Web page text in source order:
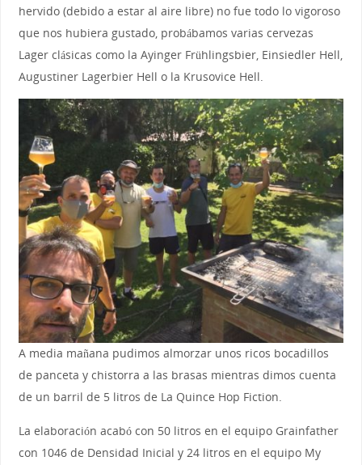
hervido (debido a estar al aire libre) no fue todo lo vigoroso
que nos hubiera gustado, probábamos varias cervezas
Lager clásicas como la Ayinger Frühlingsbier, Einsiedler Hell,
Augustiner Lagerbier Hell o la Krusovice Hell.
A media mañana pudimos almorzar unos ricos bocadillos
de panceta y chistorra a las brasas mientras dimos cuenta
de un barril de 5 litros de La Quince Hop Fiction.
La elaboración acabó con 50 litros en el equipo Grainfather
con 1046 de Densidad Inicial y 24 litros en el equipo My